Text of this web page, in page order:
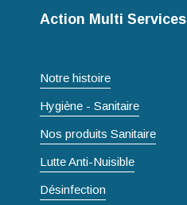
Action Multi Services
Notre histoire
Hygiène - Sanitaire
Nos produits Sanitaire
Lutte Anti-Nuisible
Désinfection